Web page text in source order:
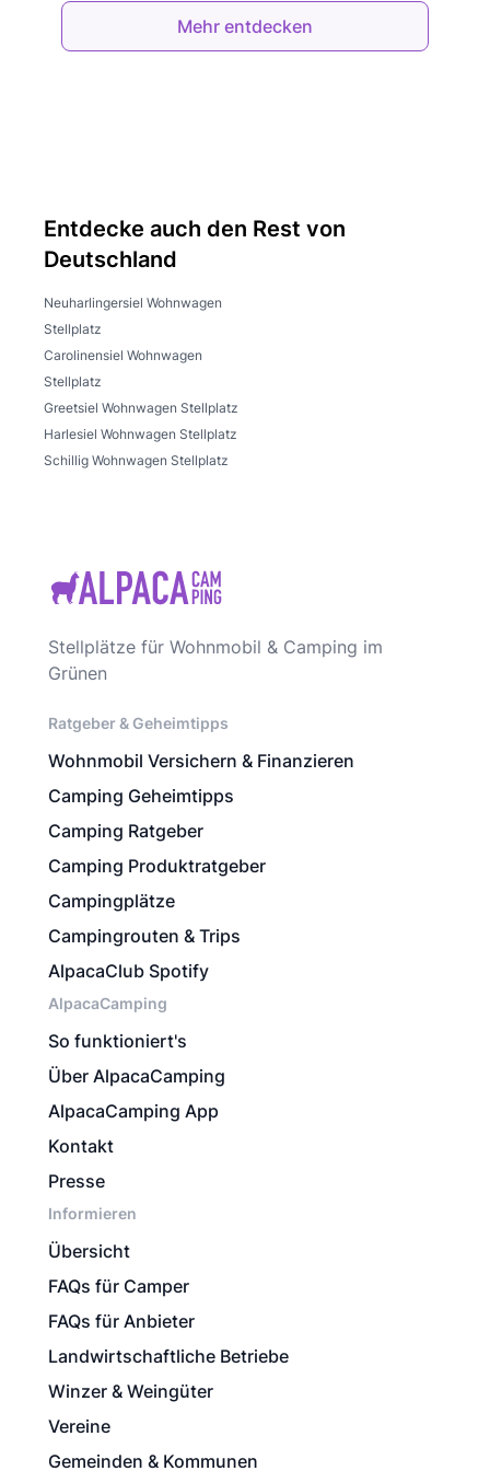
Mehr entdecken
Entdecke auch den Rest von
Deutschland
Neuharlingersiel Wohnwagen
Stellplatz
Carolinensiel Wohnwagen
Stellplatz
Greetsiel Wohnwagen Stellplatz
Harlesiel Wohnwagen Stellplatz
Schillig Wohnwagen Stellplatz
Stellplätze für Wohnmobil & Camping im
Grünen
Ratgeber & Geheimtipps
Wohnmobil Versichern & Finanzieren
Camping Geheimtipps
Camping Ratgeber
Camping Produktratgeber
Campingplätze
Campingrouten & Trips
AlpacaClub Spotify
AlpacaCamping
So funktioniert's
Über AlpacaCamping
AlpacaCamping App
Kontakt
Presse
Informieren
Übersicht
FAQs für Camper
FAQs für Anbieter
Landwirtschaftliche Betriebe
Winzer & Weingüter
Vereine
Gemeinden & Kommunen